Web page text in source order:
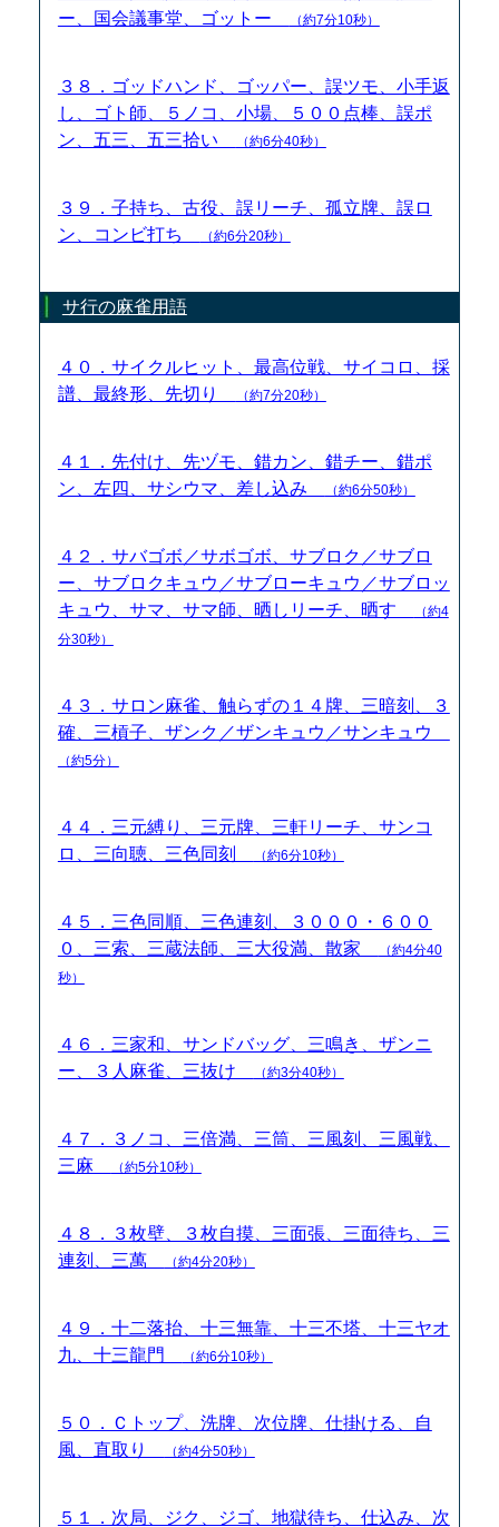
ー、国会議事堂、ゴットー
（約7分10秒）
３８．ゴッドハンド、ゴッパー、誤ツモ、小手返
し、ゴト師、５ノコ、小場、５００点棒、誤ポ
ン、五三、五三拾い
（約6分40秒）
３９．子持ち、古役、誤リーチ、孤立牌、誤ロ
ン、コンビ打ち
（約6分20秒）
サ行の麻雀用語
４０．サイクルヒット、最高位戦、サイコロ、採
譜、最終形、先切り
（約7分20秒）
４１．先付け、先ヅモ、錯カン、錯チー、錯ポ
ン、左四、サシウマ、差し込み
（約6分50秒）
４２．サバゴボ／サボゴボ、サブロク／サブロ
ー、サブロクキュウ／サブローキュウ／サブロッ
キュウ、サマ、サマ師、晒しリーチ、晒す
（約4
分30秒）
４３．サロン麻雀、触らずの１４牌、三暗刻、３
確、三槓子、ザンク／ザンキュウ／サンキュウ
（約5分）
４４．三元縛り、三元牌、三軒リーチ、サンコ
ロ、三向聴、三色同刻
（約6分10秒）
４５．三色同順、三色連刻、３０００・６００
０、三索、三蔵法師、三大役満、散家
（約4分40
秒）
４６．三家和、サンドバッグ、三鳴き、ザンニ
ー、３人麻雀、三抜け
（約3分40秒）
４７．３ノコ、三倍満、三筒、三風刻、三風戦、
三麻
（約5分10秒）
４８．３枚壁、３枚自摸、三面張、三面待ち、三
連刻、三萬
（約4分20秒）
４９．十二落抬、十三無靠、十三不塔、十三ヤオ
九、十三龍門
（約6分10秒）
５０．Ｃトップ、洗牌、次位牌、仕掛ける、自
風、直取り
（約4分50秒）
５１．次局、ジク、ジゴ、地獄待ち、仕込み、次